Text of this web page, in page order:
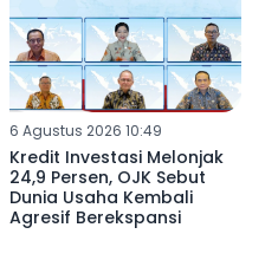
6 Agustus 2026 10:49
Kredit Investasi Melonjak
24,9 Persen, OJK Sebut
Dunia Usaha Kembali
Agresif Berekspansi